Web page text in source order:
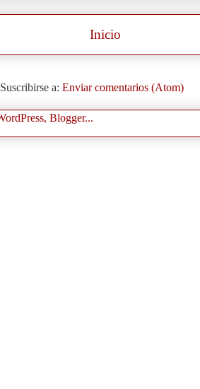
Inicio
Suscribirse a: Enviar comentarios (Atom)